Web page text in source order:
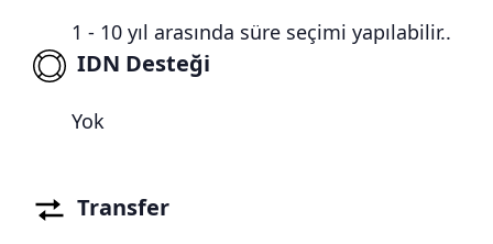
1 - 10 yıl arasında süre seçimi yapılabilir..
IDN Desteği
Yok
Transfer